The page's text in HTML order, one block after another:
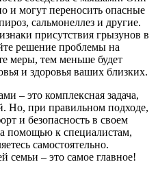
и могут переносить опасные
сальмонеллез и другие.
присутствия грызунов в
решение проблемы на
меры, тем меньше будет
и здоровья ваших близких.
– это комплексная задача,
Но, при правильном подходе,
и безопасность в своем
помощью к специалистам,
самостоятельно.
семьи – это самое главное!